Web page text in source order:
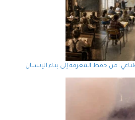
من حفظ المعرفة إلى بناء الإنسان